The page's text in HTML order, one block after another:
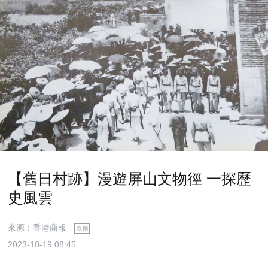
【舊日村跡】漫遊屏山文物徑 一探歷
史風雲
來源：香港商報 原創
2023-10-19 08:45